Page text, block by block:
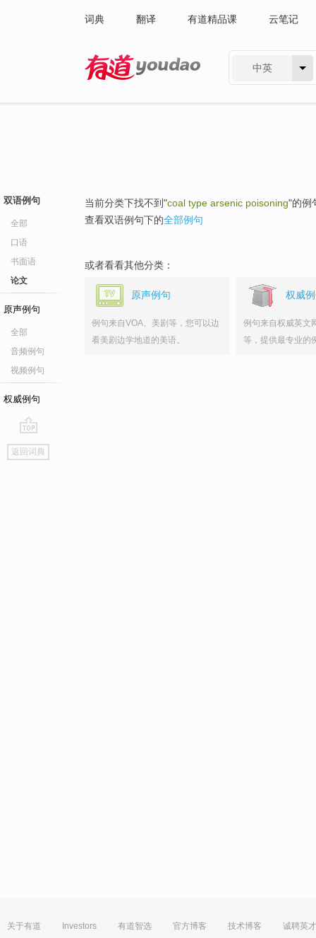
词典 翻译 有道精品课 云笔记
中英
双语例句
全部
口语
书面语
论文
原声例句
全部
音频例句
视频例句
权威例句
go
top
返回词典
当前分类下找不到"coal type arsenic poisoning"的例
查看双语例句下的全部例句
或者看看其他分类：
原声例句
例句来自VOA、美剧等，您可以边
看美剧边学地道的美语。
权威
例句来自权威英文
等，提供最专业的
关于有道 Investors 有道智选 官方博客 技术博客 诚聘英才